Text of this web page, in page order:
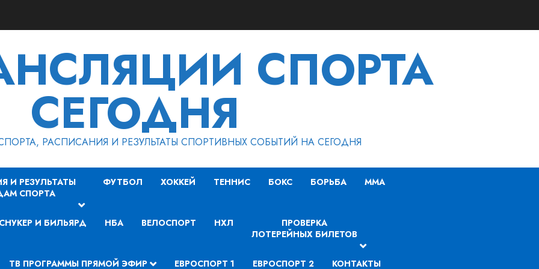
СПОРТА
СЕГОДНЯ
РАСПИСАНИЯ И РЕЗУЛЬТАТЫ СПОРТИВНЫХ СОБЫТИЙ НА СЕГОДНЯ
И РЕЗУЛЬТАТЫ
СПОРТА
ФУТБОЛ ХОККЕЙ ТЕННИС БОКС БОРЬБА MMA
СНУКЕР И БИЛЬЯРД НБА ВЕЛОСПОРТ НХЛ
ПРОВЕРКА
ЛОТЕРЕЙНЫХ БИЛЕТОВ
ТВ ПРОГРАММЫ ПРЯМОЙ ЭФИР ЕВРОСПОРТ 1 ЕВРОСПОРТ 2 КОНТАКТЫ